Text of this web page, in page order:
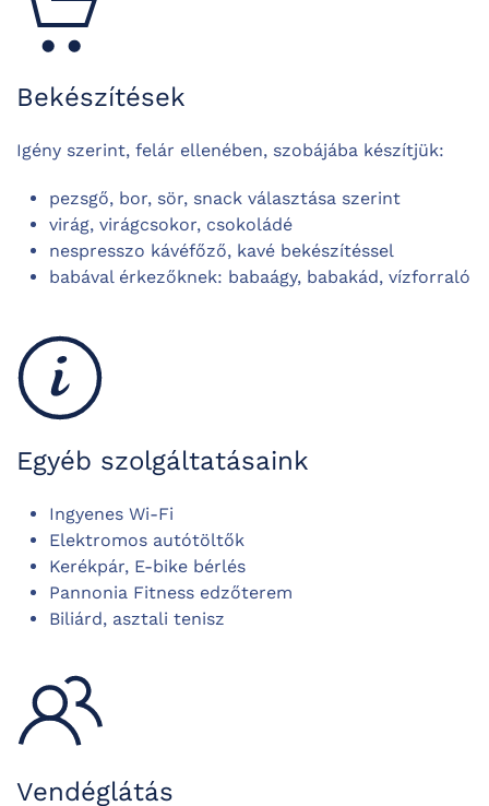
Bekészítések
Igény szerint, felár ellenében, szobájába készítjük:
pezsgő, bor, sör, snack választása szerint
virág, virágcsokor, csokoládé
nespresszo kávéfőző, kavé bekészítéssel
babával érkezőknek: babaágy, babakád, vízforraló
Egyéb szolgáltatásaink
Ingyenes Wi-Fi
Elektromos autótöltők
Kerékpár, E-bike bérlés
Pannonia Fitness edzőterem
Biliárd, asztali tenisz
Vendéglátás